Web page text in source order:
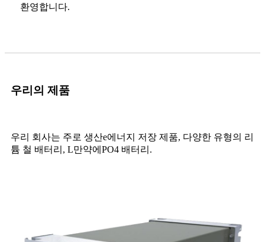
환영합니다.
우리의 제품
우리 회사는 주로 생산e에너지 저장 제품, 다양한 유형의 리
튬 철 배터리, L만약에 PO4 배터리.